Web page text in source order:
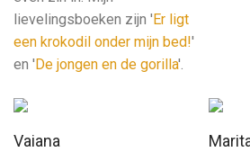
lievelingsboeken zijn 'Er ligt
een krokodil onder mijn bed!'
en 'De jongen en de gorilla'.
Vaiana